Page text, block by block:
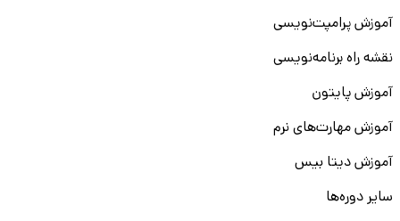
آموزش پرامپت‌نویسی
نقشه راه برنامه‌نویسی
آموزش پایتون
آموزش مهارت‌های نرم
آموزش دیتا بیس
سایر دوره‌ها